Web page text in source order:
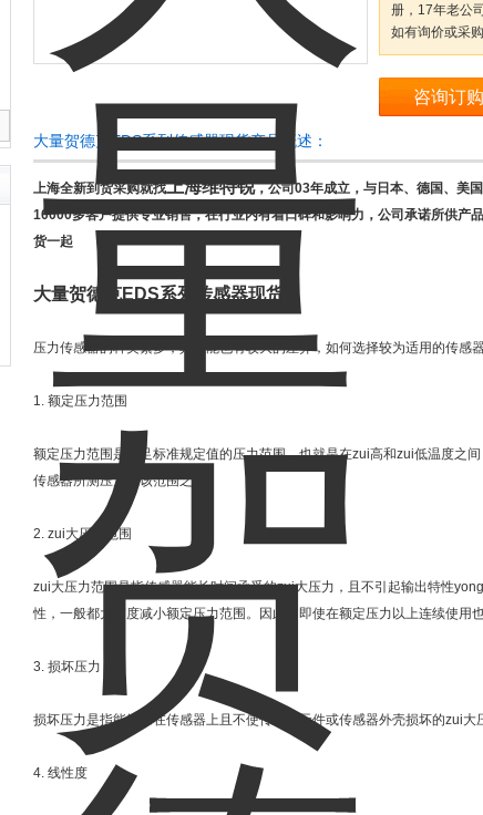
册，17年老公
如有询价或采
咨询订购
大量贺德克EDS系列传感器现货产品概述：
上海全新到货采购就找上海维特锐，公司03年成立，与日本、德国、美
10000多客户提供专业销售，在行业内有着口碑和影响力，公司承诺所供产
货一起
大量贺德克EDS系列传感器现货
压力传感器的种类繁多，其性能也有较大的差异，如何选择较为适用的传感
1. 额定压力范围
额定压力范围是满足标准规定值的压力范围。也就是在zui高和zui低温度之
传感器所测压力在该范围之内。
2. zui大压力范围
zui大压力范围是指传感器能长时间承受的zui大压力，且不引起输出特性
性，一般都大幅度减小额定压力范围。因此，即使在额定压力以上连续使用
3. 损坏压力
损坏压力是指能够加在传感器上且不使传感器元件或传感器外壳损坏的zui大
4. 线性度